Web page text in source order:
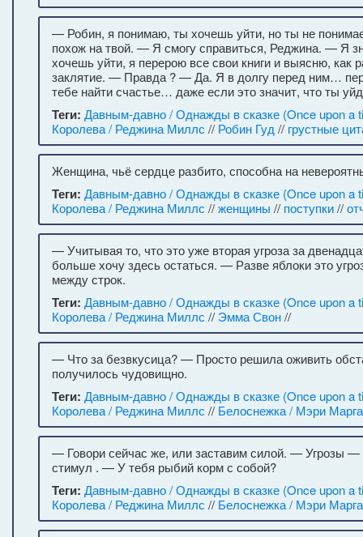
— Робин, я понимаю, ты хочешь уйти, но ты не
похож на твой. — Я смогу справиться, Реджина. — Я
хочешь уйти, я перерою все свои книги и выясню, как
заклятие. — Правда ? — Да. Я в долгу перед ним…
тебе найти счастье… даже если это значит, что ты
Теги: Давным-давно / Однажды в сказке (Once upon a
Королева / Реджина Миллс // Робин Гуд // грустные
Женщина, чьё сердце разбито, способна на
Теги: Давным-давно / Однажды в сказке (Once upon a
Королева / Реджина Миллс //женщины // поступки//
— Учитывая то, что это уже вторая угроза за
больше хочу здесь остаться. — Разве яблоки это
между строк.
Теги: Давным-давно / Однажды в сказке (Once upon a
Королева / Реджина Миллс // Эмма Свон//
— Что за безвкусица? — Просто решила оживить
получилось чудовищно.
Теги: Давным-давно / Однажды в сказке (Once upon a
Королева / Реджина Миллс // Белоснежка / Мэри
— Говори сейчас же, или заставим силой. — Угрозы —
стимул . — У тебя рыбий корм с собой?
Теги: Давным-давно / Однажды в сказке (Once upon a
Королева / Реджина Миллс // Белоснежка / Мэри